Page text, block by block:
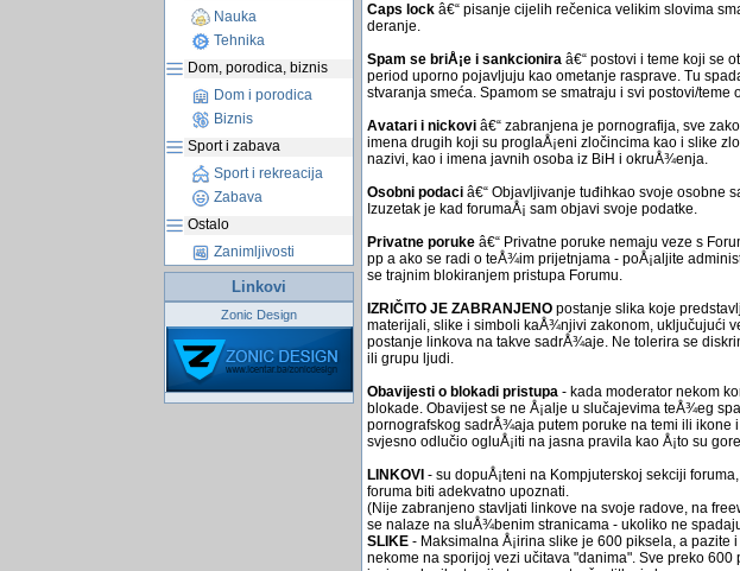
Nauka
Tehnika
Dom, porodica, biznis
Dom i porodica
Biznis
Sport i zabava
Sport i rekreacija
Zabava
Ostalo
Zanimljivosti
Linkovi
Zonic Design
Caps lockâ€“ pisanje cijelih rečenica velikim slovima
deranje.
Spam se briÅ¡e i sankcioniraâ€“ postovi i teme koji se
period uporno pojavljuju kao ometanje rasprave. Tu
stvaranja smeća. Spamom se smatraju i svi postovi/
Avatari i nickoviâ€“ zabranjena je pornografija, sve
imena drugih koji su proglaÅ¡eni zločincima kao i slike
nazivi, kao i imena javnih osoba iz BiH i okruÅ¾enja.
Osobni podaci â€“ Objavljivanje tuđihkao svoje osobne
Izuzetak je kad forumaÅ¡ sam objavi svoje podatke.
Privatne porukeâ€“ Privatne poruke nemaju veze s
pp a ako se radi o teÅ¾im prijetnjama - poÅ¡aljite
se trajnim blokiranjem pristupa Forumu.
IZRIČITO JE ZABRANJENOpostanje slika koje
materijali, slike i simboli kaÅ¾njivi zakonom, uključujući
postanje linkova na takve sadrÅ¾aje. Ne tolerira se
ili grupu ljudi.
Obavijesti o blokadi pristupa- kada moderator nekom
blokade. Obavijest se ne Å¡alje u slučajevima teÅ¾eg
pornografskog sadrÅ¾aja putem poruke na temi ili ikone
svjesno odlučio ogluÅ¡iti na jasna pravila kao Å¡to su
LINKOVI - su dopuÅ¡teni na Kompjuterskoj sekciji
foruma biti adekvatno upoznati.
(Nije zabranjeno stavljati linkove na svoje radove, na
se nalaze na sluÅ¾benim stranicama - ukoliko ne
SLIKE- Maksimalna Å¡irina slike je 600 piksela, a
nekome na sporijoj vezi učitava "danima". Sve preko